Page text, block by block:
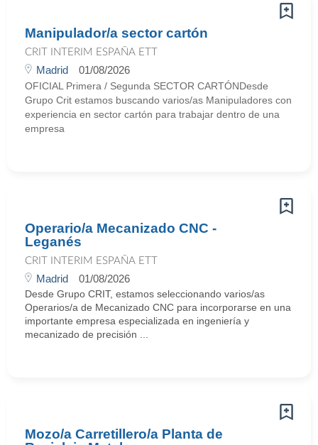
Manipulador/a sector cartón
CRIT INTERIM ESPAÑA ETT
Madrid 01/08/2026
OFICIAL Primera / Segunda SECTOR CARTÓNDesde
Grupo Crit estamos buscando varios/as Manipuladores con
experiencia en sector cartón para trabajar dentro de una
empresa
Operario/a Mecanizado CNC -
Leganés
CRIT INTERIM ESPAÑA ETT
Madrid 01/08/2026
Desde Grupo CRIT, estamos seleccionando varios/as
Operarios/a de Mecanizado CNC para incorporarse en una
importante empresa especializada en ingeniería y
mecanizado de precisión ...
Mozo/a Carretillero/a Planta de